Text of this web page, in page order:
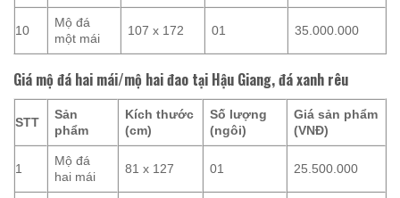
10
Mộ đá
một mái
107 x 172 01 35.000.000
Giá mộ đá hai mái/mộ hai đao tại Hậu Giang, đá xanh rêu
STT
Sản
phẩm
Kích thước
(cm)
Số lượng
(ngôi)
Giá sản phẩm
(VNĐ)
1
Mộ đá
hai mái
81 x 127 01 25.500.000